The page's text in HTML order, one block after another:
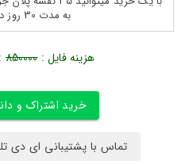
به مدت 30 روز دانلود کنید
هزینه فایل :850000
:
خرید اشتراک و
تماس با پشتیبانی ای دی تلگرام E2PROIR@